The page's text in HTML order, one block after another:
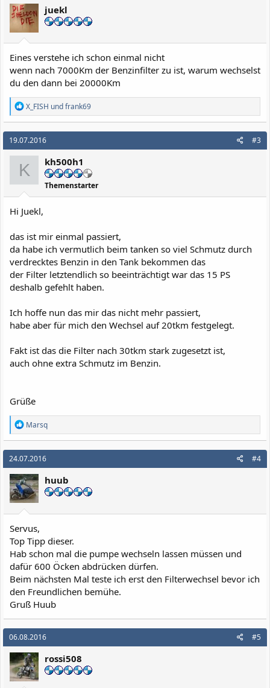
juekl
Eines verstehe ich schon einmal nicht
wenn nach 7000Km der Benzinfilter zu ist, warum wechselst
du den dann bei 20000Km
R
e
a
k
t
i
o
n
e
n
X_FISH undfrank69
19.07.2016 #3
K kh500h1
Themenstarter
Hi Juekl,
das ist mir einmal passiert,
da habe ich vermutlich beim tanken so viel Schmutz durch
verdrecktes Benzin in den Tank bekommen das
der Filter letztendlich so beeinträchtigt war das 15 PS
deshalb gefehlt haben.
Ich hoffe nun das mir das nicht mehr passiert,
habe aber für mich den Wechsel auf 20tkm festgelegt.
Fakt ist das die Filter nach 30tkm stark zugesetzt ist,
auch ohne extra Schmutz im Benzin.
Grüße
R
e
a
k
t
i
o
n
e
n
Marsq
24.07.2016 #4
huub
Servus,
Top Tipp dieser.
Hab schon mal die pumpe wechseln lassen müssen und
dafür 600 Öcken abdrücken dürfen.
Beim nächsten Mal teste ich erst den Filterwechsel bevor ich
den Freundlichen bemühe.
Gruß Huub
06.08.2016 #5
rossi508